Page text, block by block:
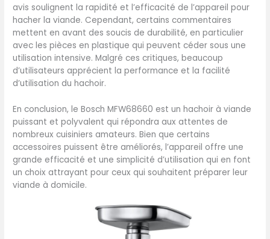
avis soulignent la rapidité et l’efficacité de l’appareil pour
hacher la viande. Cependant, certains commentaires
mettent en avant des soucis de durabilité, en particulier
avec les pièces en plastique qui peuvent céder sous une
utilisation intensive. Malgré ces critiques, beaucoup
d’utilisateurs apprécient la performance et la facilité
d’utilisation du hachoir.
En conclusion, le Bosch MFW68660 est un hachoir à viande
puissant et polyvalent qui répondra aux attentes de
nombreux cuisiniers amateurs. Bien que certains
accessoires puissent être améliorés, l’appareil offre une
grande efficacité et une simplicité d’utilisation qui en font
un choix attrayant pour ceux qui souhaitent préparer leur
viande à domicile.